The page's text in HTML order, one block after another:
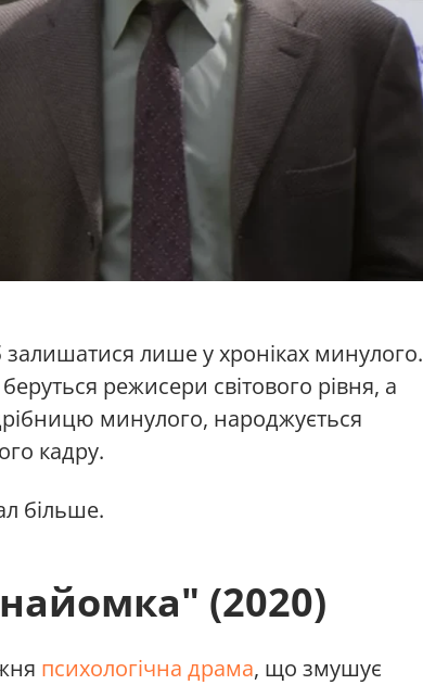
залишатися лише у хроніках минулого.
режисери світового рівня, а
минулого, народжується
кадру.
більше.
(2020)
психологічна драма, що змушує